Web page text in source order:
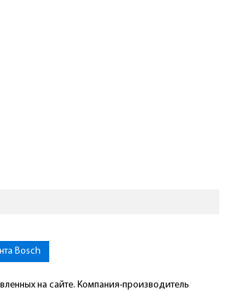
Bosch
на сайте. Компания-производитель